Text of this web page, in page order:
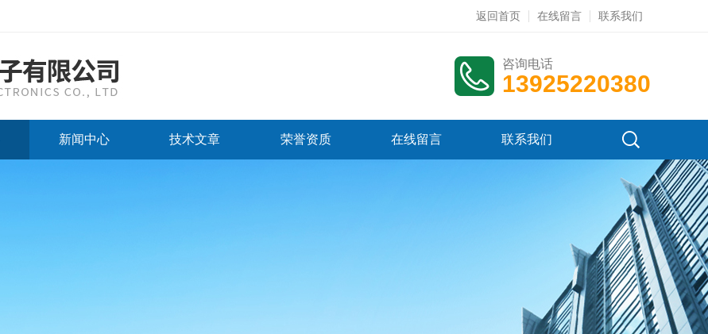
返回首页 在线留言 联系我们
咨询电话
13925220380
新闻中心 技术文章 荣誉资质 在线留言 联系我们